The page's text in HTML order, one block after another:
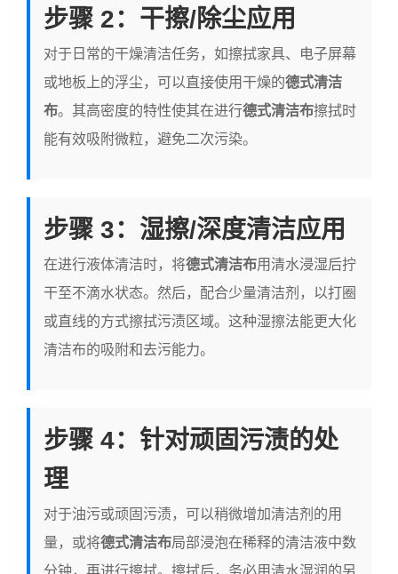
步骤 2：干擦/除尘应用
对于日常的干燥清洁任务，如擦拭家具、电子屏幕
或地板上的浮尘，可以直接使用干燥的德式清洁
布。其高密度的特性使其在进行德式清洁布擦拭时
能有效吸附微粒，避免二次污染。
步骤 3：湿擦/深度清洁应用
在进行液体清洁时，将德式清洁布用清水浸湿后拧
干至不滴水状态。然后，配合少量清洁剂，以打圈
或直线的方式擦拭污渍区域。这种湿擦法能更大化
清洁布的吸附和去污能力。
步骤 4：针对顽固污渍的处
理
对于油污或顽固污渍，可以稍微增加清洁剂的用
量，或将德式清洁布局部浸泡在稀释的清洁液中数
分钟，再进行擦拭。擦拭后，务必用清水湿润的另